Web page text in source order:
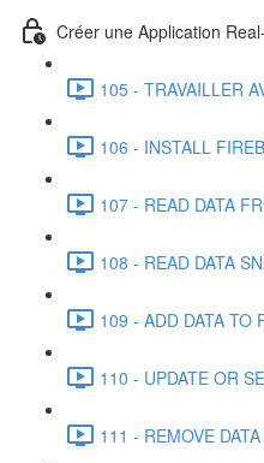
Créer une Application
105 - TRAVAILLER
106 - INSTALL
107 - READ DATA
108 - READ DATA
109 - ADD DATA TO
110 - UPDATE OR
111 - REMOVE